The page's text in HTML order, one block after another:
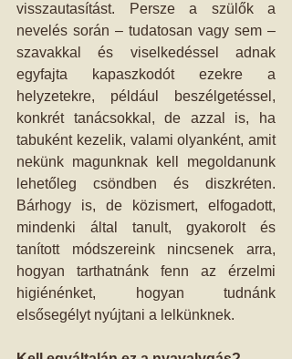
visszautasítást. Persze a szülők a
nevelés során – tudatosan vagy sem –
szavakkal és viselkedéssel adnak
egyfajta kapaszkodót ezekre a
helyzetekre, például beszélgetéssel,
konkrét tanácsokkal, de azzal is, ha
tabuként kezelik, valami olyanként, amit
nekünk magunknak kell megoldanunk
lehetőleg csöndben és diszkréten.
Bárhogy is, de közismert, elfogadott,
mindenki által tanult, gyakorolt és
tanított módszereink nincsenek arra,
hogyan tarthatnánk fenn az érzelmi
higiénénket, hogyan tudnánk
elsősegélyt nyújtani a lelkünknek.